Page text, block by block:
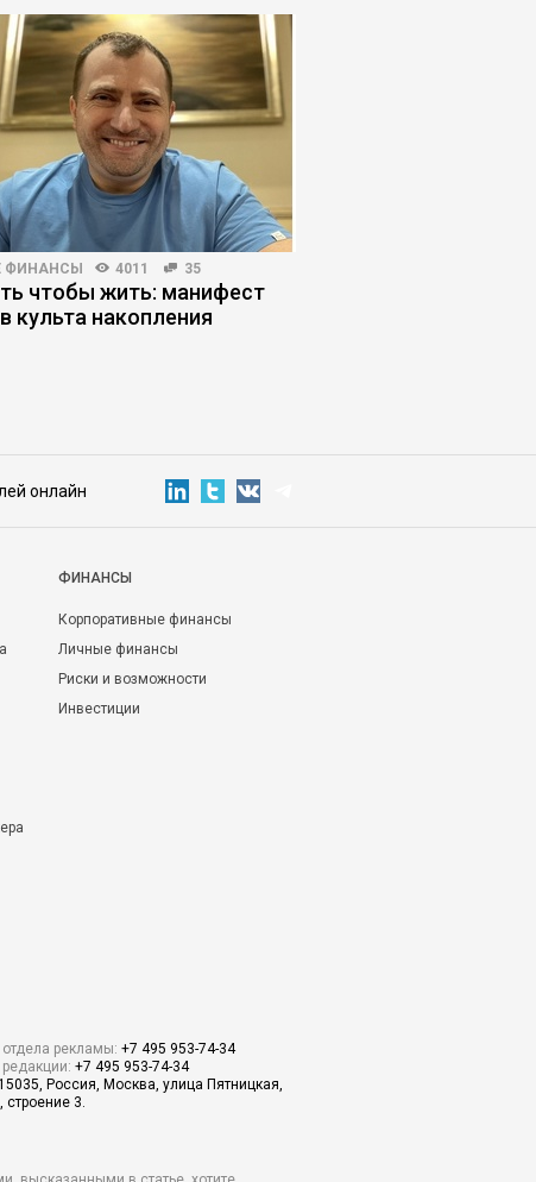
ФИНАНСЫ 4011 35
чтобы жить: манифест
культа накопления
онлайн
ФИНАНСЫ
Корпоративные финансы
Личные финансы
Риски и возможности
Инвестиции
рекламы: +7 495 953-74-34
+7 495 953-74-34
Россия, Москва, улица Пятницкая,
строение 3.